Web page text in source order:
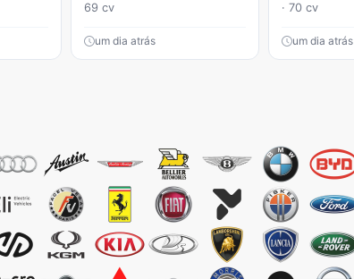
69 cv
um dia atrás
· 70 cv
um dia atrás